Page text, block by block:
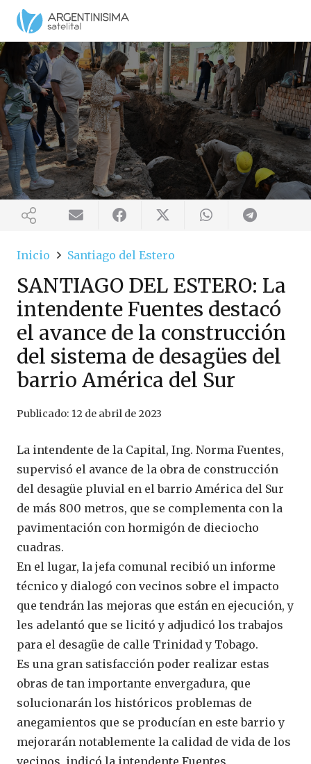
Inicio Santiago del Estero
SANTIAGO DEL ESTERO: La
intendente Fuentes destacó
el avance de la construcción
del sistema de desagües del
barrio América del Sur
Publicado: 12 de abril de 2023
La intendente de la Capital, Ing. Norma Fuentes,
supervisó el avance de la obra de construcción
del desagüe pluvial en el barrio América del Sur
de más 800 metros, que se complementa con la
pavimentación con hormigón de dieciocho
cuadras.
En el lugar, la jefa comunal recibió un informe
técnico y dialogó con vecinos sobre el impacto
que tendrán las mejoras que están en ejecución, y
les adelantó que se licitó y adjudicó los trabajos
para el desagüe de calle Trinidad y Tobago.
Es una gran satisfacción poder realizar estas
obras de tan importante envergadura, que
solucionarán los históricos problemas de
anegamientos que se producían en este barrio y
mejorarán notablemente la calidad de vida de los